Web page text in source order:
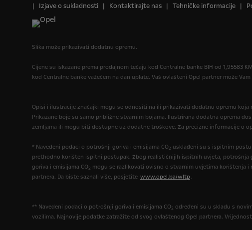
Izjave o sukladnosti
Kontaktirajte nas Tehničke informacije
Slika može prikazivati dodatnu opremu.
Cijene su iskazane prema prodajnom tečaju kod Centralne banke BIH od 1,95583
kod Centralne banke važećem na dan uplate. Vaš ovlašteni Opel partner može
Opisi i ilustracije značajki mogu se odnositi na ili prikazivati dodatnu opremu
Prikazane boje su samo približne stvarnim bojama. Ilustrirana dodatna oprema
zemljama ili mogu biti dostupne uz dodatne troškove. Za precizne informacije o
* Navedeni podaci o potrošnji goriva i emisijama CO2 usklađeni su s ispitnim
prethodno korišten ispitni postupak. Zbog realističnijih ispitnih uvjeta, potrošnja
goriva i emisijama CO2 mogu se razlikovati ovisno o stvarnim uvjetima korištenja
partnera. Da biste saznali više, posjetite www.opel.ba/wltp .
** Navedeni podaci o potrošnji goriva i emisijama CO2 određeni su u skladu s
vozilima. Najnovije podatke zatražite od svog ovlaštenog Opel partnera.